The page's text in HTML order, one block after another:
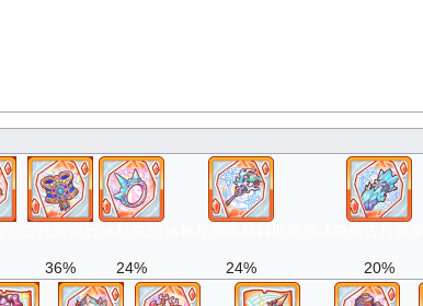
36% 24% 24% 20%